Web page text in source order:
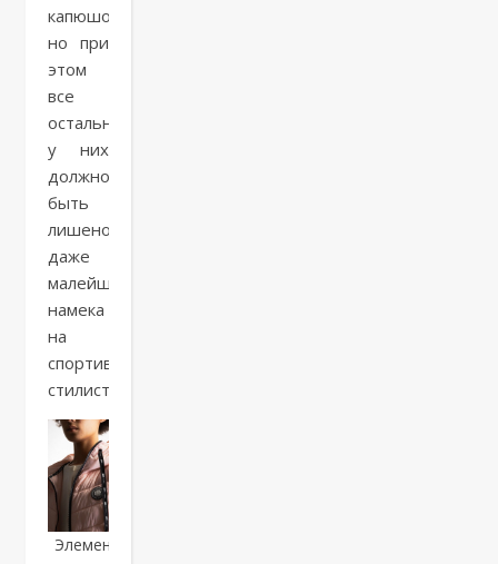
капюшоном,
но при
этом
все
остальное
у них
должно
быть
лишено
даже
малейшего
намека
на
спортивную
стилистику.
Элементы